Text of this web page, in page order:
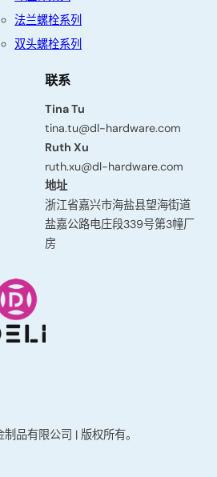
法兰螺栓系列
双头螺栓系列
联系
Tina Tu
tina.tu@dl-hardware.com
Ruth Xu
ruth.xu@dl-hardware.com
地址
浙江省嘉兴市海盐县望海街道
盐嘉公路电庄段339号第3幢厂
房
品有限公司 | 版权所有。